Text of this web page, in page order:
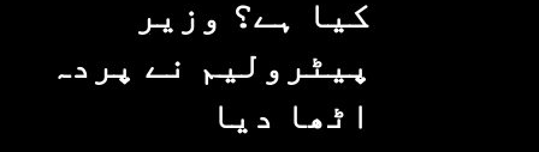
کیا ہے؟ وزیرِ
پیٹرولیم نے پردہ
اٹھا دیا